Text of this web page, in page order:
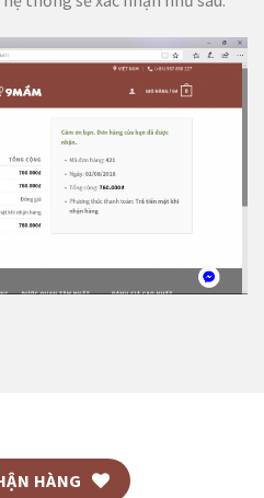
HÀNG